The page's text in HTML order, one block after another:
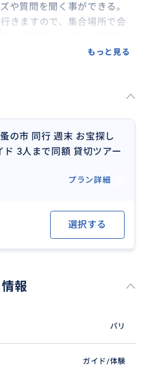
質問を聞く事ができる。
ますので、集合場所で会
は、開始されます。もしく
す。
ジ）とお客様とご一緒に蚤
い。
もっと見る
の市 同行 週末 お宝探し
3人まで同額 貸切ツアー
プラン詳細
選択する
報
パリ
ガイド/体験